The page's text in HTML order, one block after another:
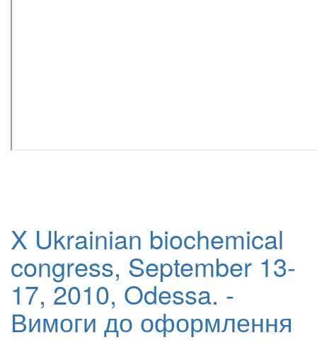
X Ukrainian biochemical
congress, September 13-
17, 2010, Odessa. -
Вимоги до оформлення